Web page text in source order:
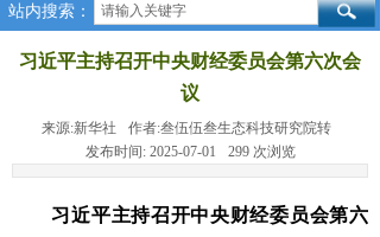
站内搜索：
习近平主持召开中央财经委员会第六次会
议
来源:新华社 作者:叁伍伍叁生态科技研究院转
发布时间: 2025-07-01 299 次浏览
习近平主持召开中央财经委员会第六